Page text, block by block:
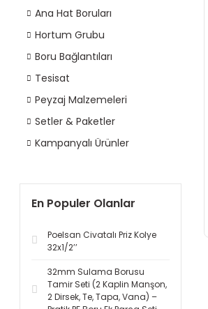
Ana Hat Boruları
Hortum Grubu
Boru Bağlantıları
Tesisat
Peyzaj Malzemeleri
Setler & Paketler
Kampanyalı Ürünler
En Populer Olanlar
Poelsan Civatalı Priz Kolye
32x1/2’’
32mm Sulama Borusu
Tamir Seti (2 Kaplin Manşon,
2 Dirsek, Te, Tapa, Vana) –